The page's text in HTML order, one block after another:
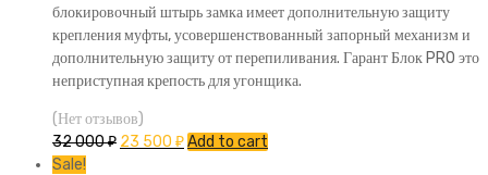
блокировочный штырь замка имеет дополнительную защиту
крепления муфты, усовершенствованный запорный механизм и
дополнительную защиту от перепиливания. Гарант Блок PRO это
неприступная крепость для угонщика.
(Нет отзывов)
32 000₽ 23 500 ₽Add to cart
Sale!